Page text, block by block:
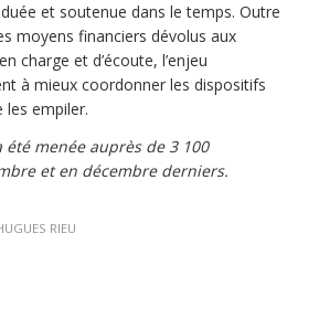
et soutenue dans le temps. Outre
moyens financiers dévolus aux
charge et d’écoute, l’enjeu
à mieux coordonner les dispositifs
les empiler.
été menée auprès de 3 100
et en décembre derniers.
RIEU